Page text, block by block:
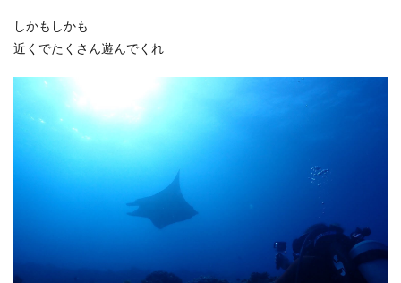
しかもしかも
近くでたくさん遊んでくれ